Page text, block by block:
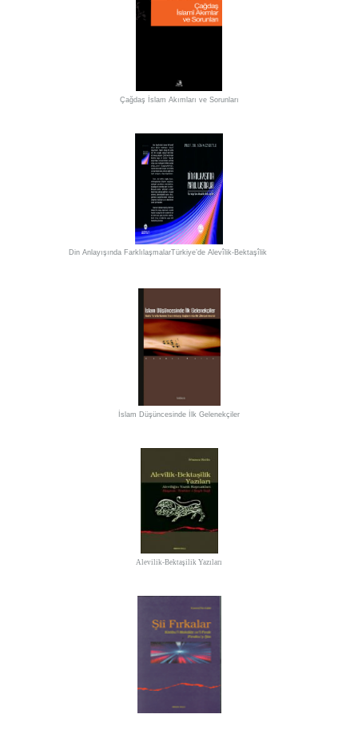
Çağdaş İslam Akımları ve Sorunları
Din Anlayışında FarklılaşmalarTürkiye’de Alevîlik-Bektaşîlik
İslam Düşüncesinde İlk Gelenekçiler
Alevilik-Bektaşilik Yazıları